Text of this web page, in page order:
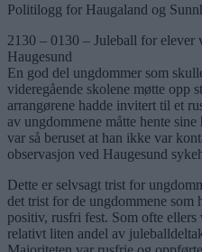
Politilogg for Haugaland og
2130 – 0130 – Juleball for elever
Haugesund
En god del ungdommer som
videregående skolene møtte opp
arrangørene hadde invitert til et
av ungdommene måtte hente
var så beruset at han ikke var
observasjon ved Haugesund
Dette er selvsagt trist for
det trist for de ungdommene som
positiv, rusfri fest. Som ofte ellers
relativt liten andel av